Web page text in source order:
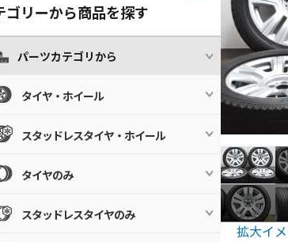
拡大イ
ゴリーから商品を探す
パーツカテゴリから
タイヤ・ホイール
スタッドレスタイヤ・ホイール
タイヤのみ
スタッドレスタイヤのみ